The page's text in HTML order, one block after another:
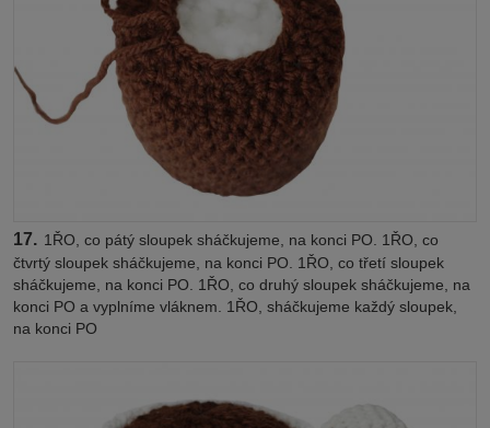
17. 1ŘO, co pátý sloupek sháčkujeme, na konci PO. 1ŘO, co
čtvrtý sloupek sháčkujeme, na konci PO. 1ŘO, co třetí sloupek
sháčkujeme, na konci PO. 1ŘO, co druhý sloupek sháčkujeme, na
konci PO a vyplníme vláknem. 1ŘO, sháčkujeme každý sloupek,
na konci PO